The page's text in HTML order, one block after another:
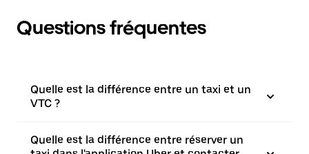
Questions fréquentes
Quelle est la différence entre un taxi et un
VTC ?
Quelle est la différence entre réserver un